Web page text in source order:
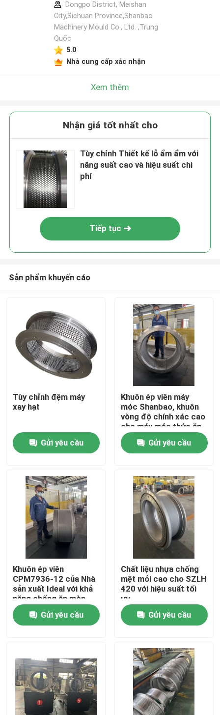
Video
Về chúng tôi
Tham quan nhà máy
Kiểm soát chất lượng
Liên hệ chúng tôi
Các trường hợp
Yêu cầu báo giá
Dongpo District, Meishan
City,Sichuan Province,Shanbao
Machinery Mould Co., Ltd. ,Trung
Quốc
5.0
Nhà cung cấp xác nhận
Xem thêm
Nhận giá tốt nhất cho
Tùy chỉnh Thiết kế lỗ ẩm ẩm với
năng suất cao và hiệu suất chi
phí
Tiếp tục
Sản phẩm khuyến cáo
Tùy chỉnh đệm máy
xay hạt
Gửi yêu cầu
Khuôn ép viên máy
móc Shanbao, khuôn
vòng độ chính xác cao
cho máy móc thức ăn
chăn nuôi
Gửi yêu cầu
Khuôn ép viên
CPM7936-12 của Nhà
sản xuất Ideal với khả
năng chống ăn mòn
cao
Gửi yêu cầu
Chất liệu nhựa chống
mệt mỏi cao cho SZLH
420 với hiệu suất tối
ưu
Gửi yêu cầu